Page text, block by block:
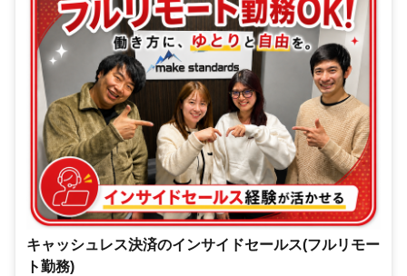
キャッシュレス決済のインサイドセールス(フルリモー
ト勤務)